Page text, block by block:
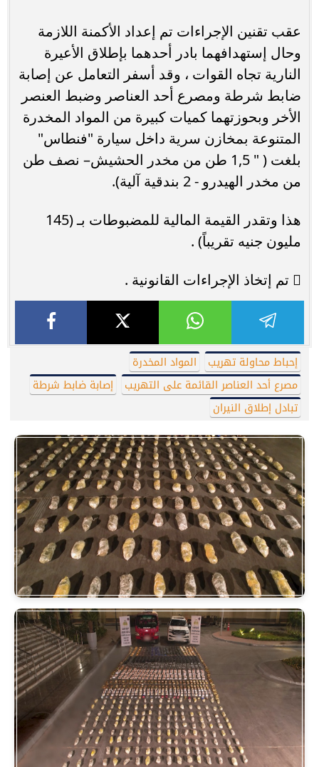
عقب تقنين الإجراءات تم إعداد الأكمنة اللازمة
وحال إستهدافهما بادر أحدهما بإطلاق الأعيرة
النارية تجاه القوات ، وقد أسفر التعامل عن إصابة
ضابط شرطة ومصرع أحد العناصر وضبط العنصر
الأخر وبحوزتهما كميات كبيرة من المواد المخدرة
المتنوعة بمخازن سرية داخل سيارة "فنطاس"
بلغت ( " 1,5 طن من مخدر الحشيش– نصف طن
من مخدر الهيدرو - 2 بندقية آلية).
هذا وتقدر القيمة المالية للمضبوطات بـ (145
مليون جنيه تقريباً) .
 تم إتخاذ الإجراءات القانونية .
إحباط محاولة تهريب
المواد المخدرة
مصرع أحد العناصر القائمة على التهريب
إصابة ضابط شرطة
تبادل إطلاق النيران